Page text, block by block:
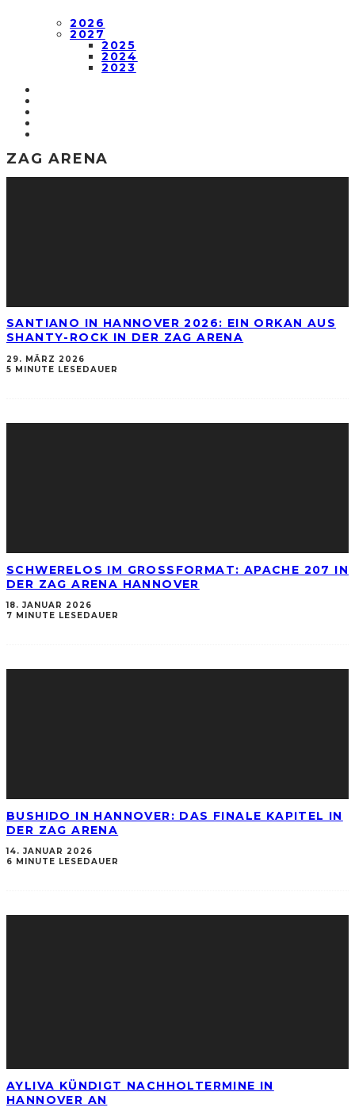
2026
2027
2025
2024
2023
ZAG ARENA
SANTIANO IN HANNOVER 2026: EIN ORKAN AUS
SHANTY-ROCK IN DER ZAG ARENA
29. MÄRZ 2026
5 MINUTE LESEDAUER
SCHWERELOS IM GROSSFORMAT: APACHE 207 IN D
ER ZAG ARENA HANNOVER
18. JANUAR 2026
7 MINUTE LESEDAUER
BUSHIDO IN HANNOVER: DAS FINALE KAPITEL IN
DER ZAG ARENA
14. JANUAR 2026
6 MINUTE LESEDAUER
AYLIVA KÜNDIGT NACHHOLTERMINE IN
HANNOVER AN